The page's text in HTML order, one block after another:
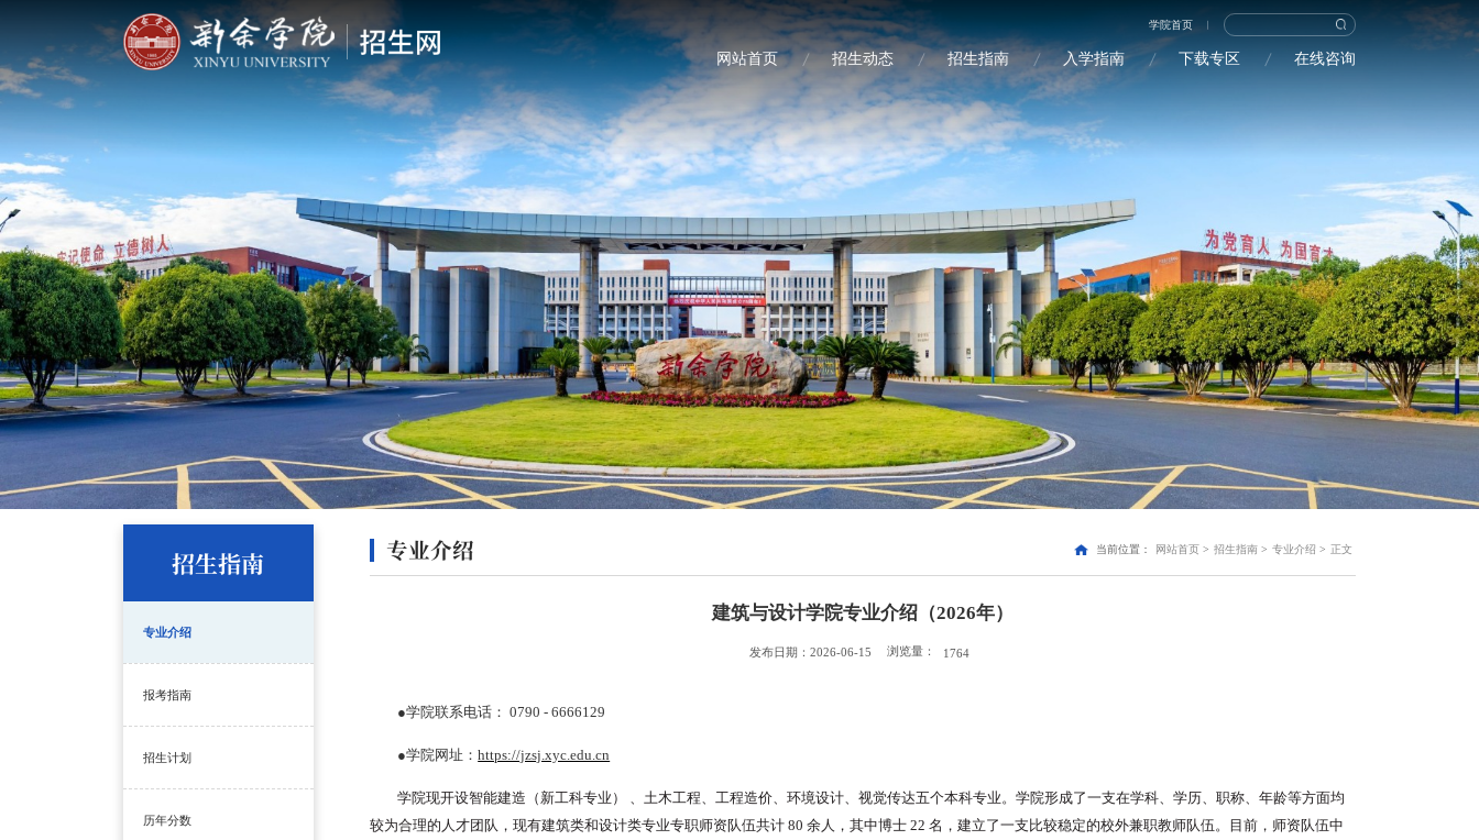
学院首页
网站首页 招生动态 招生指南 入学指南 下载专区 在线咨询
招生指南
专业介绍
报考指南
招生计划
历年分数
专业介绍 当前位置： 网站首页 > 招生指南 > 专业介绍 > 正文
建筑与设计学院专业介绍（2026年）
发布日期：2026-06-15 浏览量： 1764
●学院联系电话： 0790 - 6666129
●学院网址：https://jzsj.xyc.edu.cn
学院现开设智能建造（新工科专业） 、土木工程、工程造价、环境设计、视觉传达五个本科专业。学院形成了一支在学科、学历、职称、年龄等方面均
较为合理的人才团队，现有建筑类和设计类专业专职师资队伍共计 80 余人，其中博士 22 名，建立了一支比较稳定的校外兼职教师队伍。目前，师资队伍中